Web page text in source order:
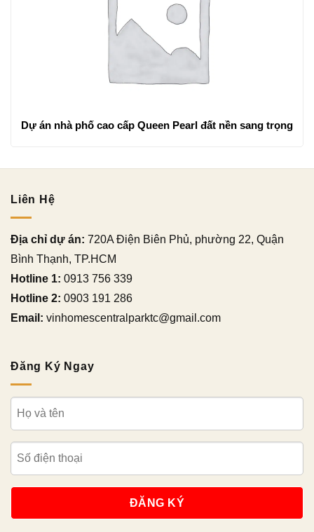
Dự án nhà phố cao cấp Queen Pearl đất nền sang trọng
Liên Hệ
Địa chỉ dự án: 720A Điện Biên Phủ, phường 22, Quận
Bình Thạnh, TP.HCM
Hotline 1: 0913 756 339
Hotline 2: 0903 191 286
Email: vinhomescentralparktc@gmail.com
Đăng Ký Ngay